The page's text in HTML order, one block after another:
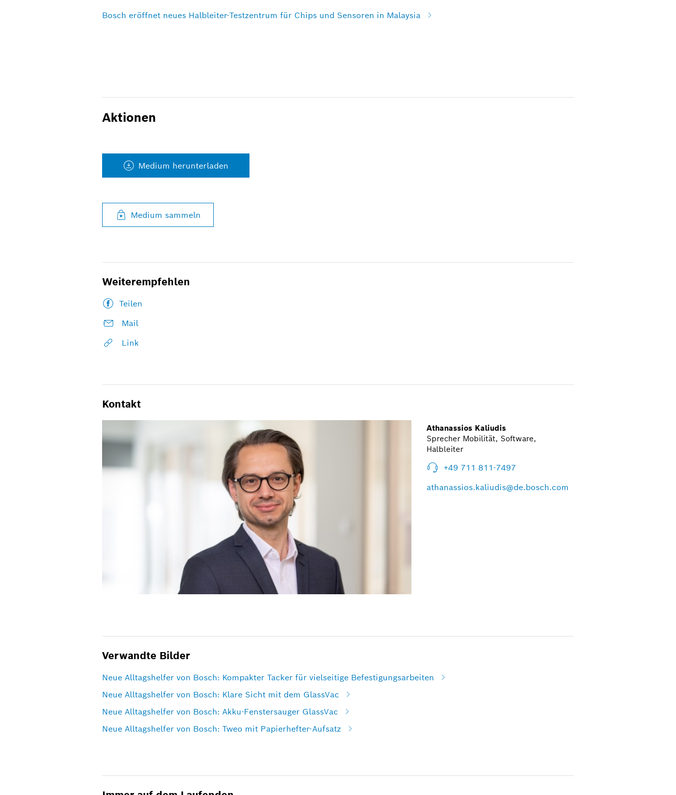
Bosch eröffnet neues Halbleiter-Testzentrum für Chips und Sensoren in Malaysia
Aktionen
Medium herunterladen
Medium sammeln
Weiterempfehlen
Teilen
Mail
Link
Kontakt
Athanassios Kaliudis
Sprecher Mobilität, Software,
Halbleiter
+49 711 811-7497
athanassios.kaliudis@de.bosch.com
Verwandte Bilder
Neue Alltagshelfer von Bosch: Kompakter Tacker für vielseitige Befestigungsarbeiten
Neue Alltagshelfer von Bosch: Klare Sicht mit dem GlassVac
Neue Alltagshelfer von Bosch: Akku-Fenstersauger GlassVac
Neue Alltagshelfer von Bosch: Tweo mit Papierhefter-Aufsatz